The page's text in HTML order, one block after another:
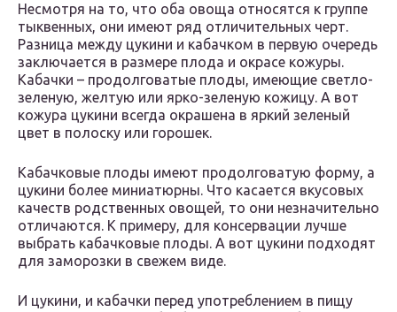
Несмотря на то, что оба овоща относятся к группе
тыквенных, они имеют ряд отличительных черт.
Разница между цукини и кабачком в первую очередь
заключается в размере плода и окрасе кожуры.
Кабачки – продолговатые плоды, имеющие светло-
зеленую, желтую или ярко-зеленую кожицу. А вот
кожура цукини всегда окрашена в яркий зеленый
цвет в полоску или горошек.
Кабачковые плоды имеют продолговатую форму, а
цукини более миниатюрны. Что касается вкусовых
качеств родственных овощей, то они незначительно
отличаются. К примеру, для консервации лучше
выбрать кабачковые плоды. А вот цукини подходят
для заморозки в свежем виде.
И цукини, и кабачки перед употреблением в пищу